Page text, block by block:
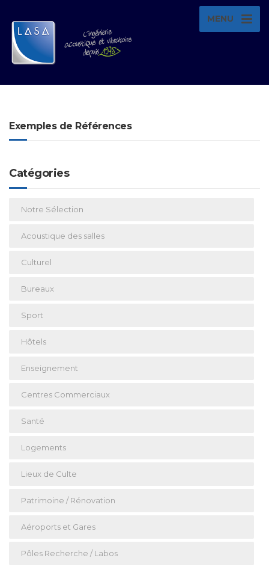
MENU
Exemples de Références
Catégories
Notre Sélection
Acoustique des salles
Culturel
Bureaux
Sport
Hôtels
Enseignement
Centres Commerciaux
Santé
Logements
Lieux de Culte
Patrimoine / Rénovation
Aéroports et Gares
Pôles Recherche / Labos